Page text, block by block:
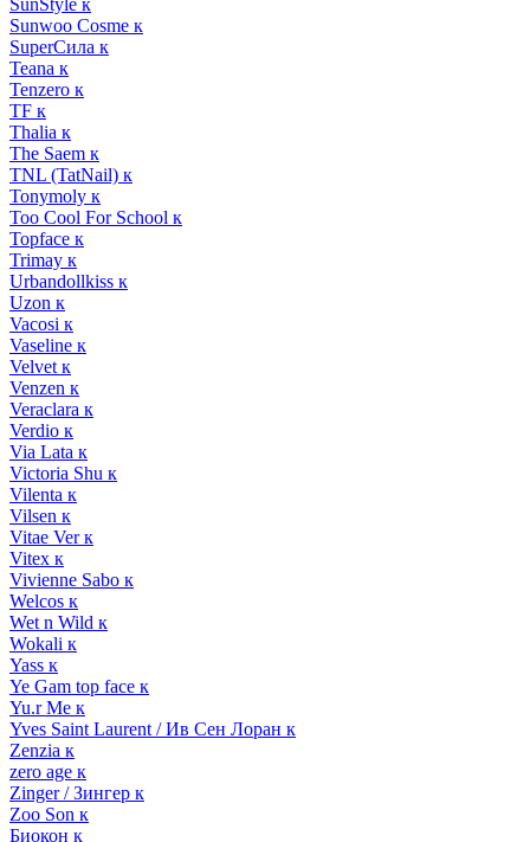
SunStyle к
Sunwoo Cosme к
SuperСила к
Teana к
Tenzero к
TF к
Thalia к
The Saem к
TNL (TatNail) к
Tonymoly к
Too Cool For School к
Topface к
Trimay к
Urbandollkiss к
Uzon к
Vacosi к
Vaseline к
Velvet к
Venzen к
Veraclara к
Verdio к
Via Lata к
Victoria Shu к
Vilenta к
Vilsen к
Vitae Ver к
Vitex к
Vivienne Sabo к
Welcos к
Wet n Wild к
Wokali к
Yass к
Ye Gam top face к
Yu.r Me к
Yves Saint Laurent / Ив Сен Лоран к
Zenzia к
zero age к
Zinger / Зингер к
Zoo Son к
Биокон к